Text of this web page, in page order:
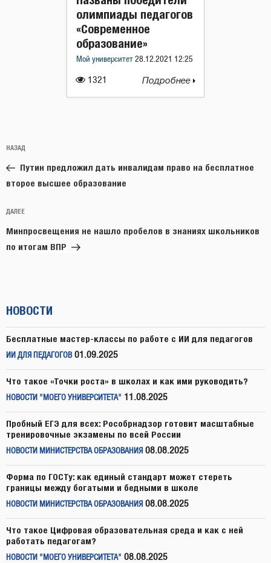
1321
олимпиады педагогов
«Современное
образование»
Мой университет 28.12.2021 12:25
Подробнее
по
записям
Предыдущая
запись:
НАЗАД
Путин предложил дать инвалидам право на бесплатное
второе высшее образование
Следующая
запись
ДАЛЕЕ
Минпросвещения не нашло пробелов в знаниях школьников
по итогам ВПР
НОВОСТИ
Бесплатные мастер-классы по работе с ИИ для педагогов
ИИ ДЛЯ ПЕДАГОГОВ 01.09.2025
Что такое «Точки роста» в школах и как ими руководить?
НОВОСТИ "МОЕГО УНИВЕРСИТЕТА" 11.08.2025
Пробный ЕГЭ для всех: Рособрнадзор готовит масштабные
тренировочные экзамены по всей России
НОВОСТИ МИНИСТЕРСТВА ОБРАЗОВАНИЯ 08.08.2025
Форма по ГОСТу: как единый стандарт может стереть
границы между богатыми и бедными в школе
НОВОСТИ МИНИСТЕРСТВА ОБРАЗОВАНИЯ 08.08.2025
Что такое Цифровая образовательная среда и как с ней
работать педагогам?
НОВОСТИ "МОЕГО УНИВЕРСИТЕТА" 08.08.2025